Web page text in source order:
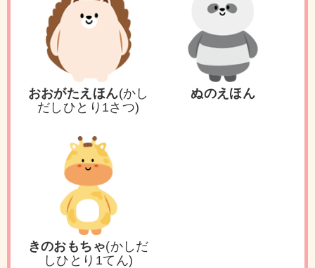
おおがたえほん(かし
だしひとり1さつ)
ぬのえほん
きのおもちゃ(かしだ
しひとり 1てん)